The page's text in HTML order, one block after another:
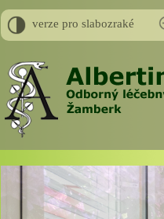
verze pro slabozraké